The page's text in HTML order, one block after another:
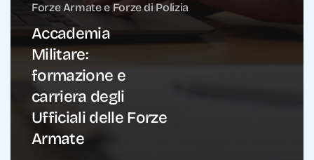
Forze Armate e Forze di Polizia
Accademia
Militare:
formazione e
carriera degli
Ufficiali delle Forze
Armate